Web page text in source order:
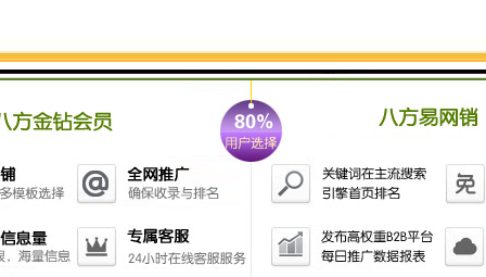
多的观众通过互联网实时观看比赛。
9. **安全存储**：支持大容量数据存储和备份，保证影
像资料的安全性和完整性，便于日后的查阅和使用。
这些特点使得体育场馆影像采集回放系统在现代体育赛
事中扮演着重要的角色，提高了观众的体验，也为赛事
分析和评论提供了便利。